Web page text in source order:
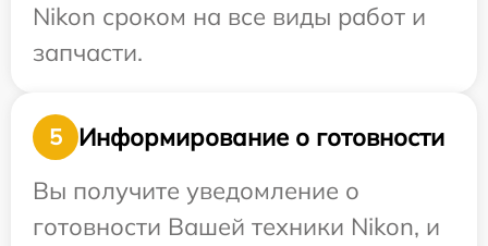
Nikon сроком на все виды работ и
запчасти.
5
Информирование о готовности
Вы получите уведомление о
готовности Вашей техники Nikon, и